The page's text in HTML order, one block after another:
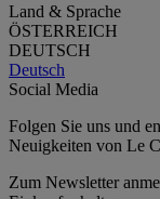
Land & Sprache
ÖSTERREICH
DEUTSCH
Deutsch
Social Media
Folgen Sie uns und
Neuigkeiten von Le
Zum Newsletter